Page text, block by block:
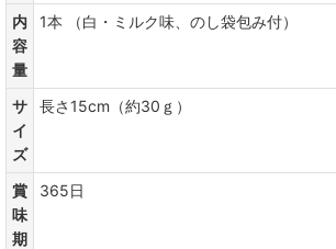
内
容
量
1本 （白・ミルク味、のし袋包み付）
サ
イ
ズ
長さ15cm（約30ｇ）
賞
味
期
365日